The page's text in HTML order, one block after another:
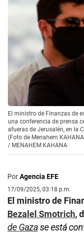
El ministro de Finanzas de
una conferencia de prensa
afueras de Jerusalén, en la
(Foto de Menahem
/ MENAHEM KAHANA
PorAgencia EFE
17/09/2025, 03:18 p.m.
El ministro de
Bezalel Smotrich,
de Gazase está